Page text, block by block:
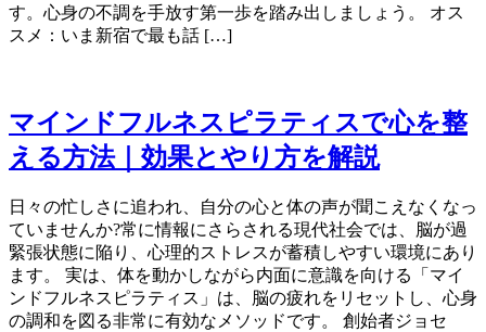
す。心身の不調を手放す第一歩を踏み出しましょう。 オス
スメ：いま新宿で最も話 […]
マインドフルネスピラティスで心を整
える方法｜効果とやり方を解説
日々の忙しさに追われ、自分の心と体の声が聞こえなくなっ
ていませんか?常に情報にさらされる現代社会では、脳が過
緊張状態に陥り、心理的ストレスが蓄積しやすい環境にあり
ます。 実は、体を動かしながら内面に意識を向ける「マイ
ンドフルネスピラティス」は、脳の疲れをリセットし、心身
の調和を図る非常に有効なメソッドです。 創始者ジョセ